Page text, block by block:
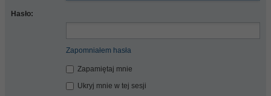
Hasło:
Zapomniałem hasła
Zapamiętaj mnie
Ukryj mnie w tej sesji